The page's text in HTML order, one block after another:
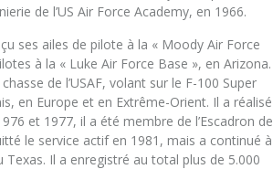
de l’US Air Force Academy, en 1966.
ses ailes de pilote à la « Moody Air Force
à la « Luke Air Force Base », en Arizona.
de l’USAF, volant sur le F-100 Super
en Europe et en Extrême-Orient. Il a réalisé
et 1977, il a été membre de l’Escadron de
le service actif en 1981, mais a continué à
Il a enregistré au total plus de 5.000